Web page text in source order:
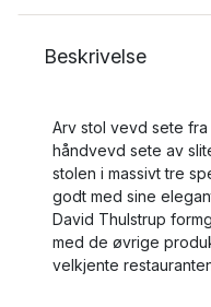
Beskrivelse
Arv stol vevd sete
håndvevd sete av
stolen i massivt tre
godt med sine
David Thulstrup
med de øvrige
velkjente